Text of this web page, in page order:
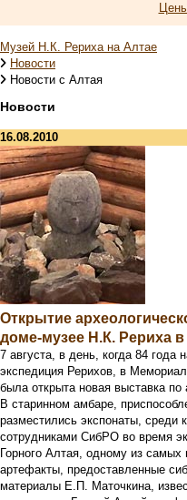
Музей Н.К. Рериха на Алтае
Новости
Новости с Алтая
Новости
16.08.2010
Открытие
доме-музее Н.К. Рериха
7 августа, в день, когда 84
экспедиция Рерихов, в
была открыта новая выставка по
В старинном амбаре,
разместились экспонаты,
сотрудниками СибРО во время
Горного Алтая, одному из
артефакты, предоставленные
материалы Е.П. Маточкина,